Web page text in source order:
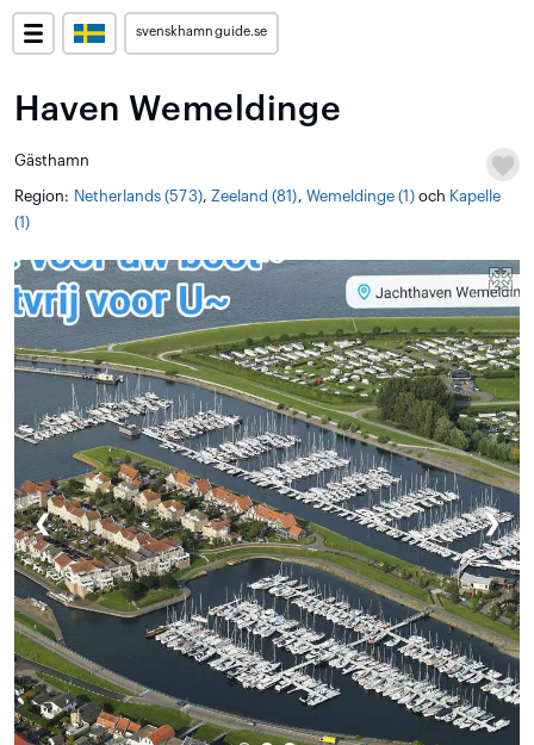
svenskhamnguide.se
Haven Wemeldinge
Gästhamn
Region: Netherlands (573), Zeeland (81), Wemeldinge (1)och Kapelle
(1)
❮ ❯